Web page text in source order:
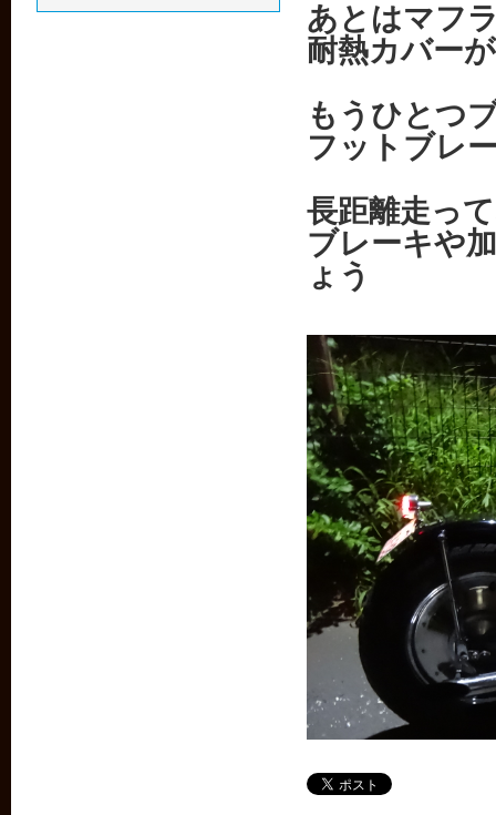
あとはマフ
耐熱カバー
もうひとつ
フットブレ
長距離走っ
ブレーキや
ょう